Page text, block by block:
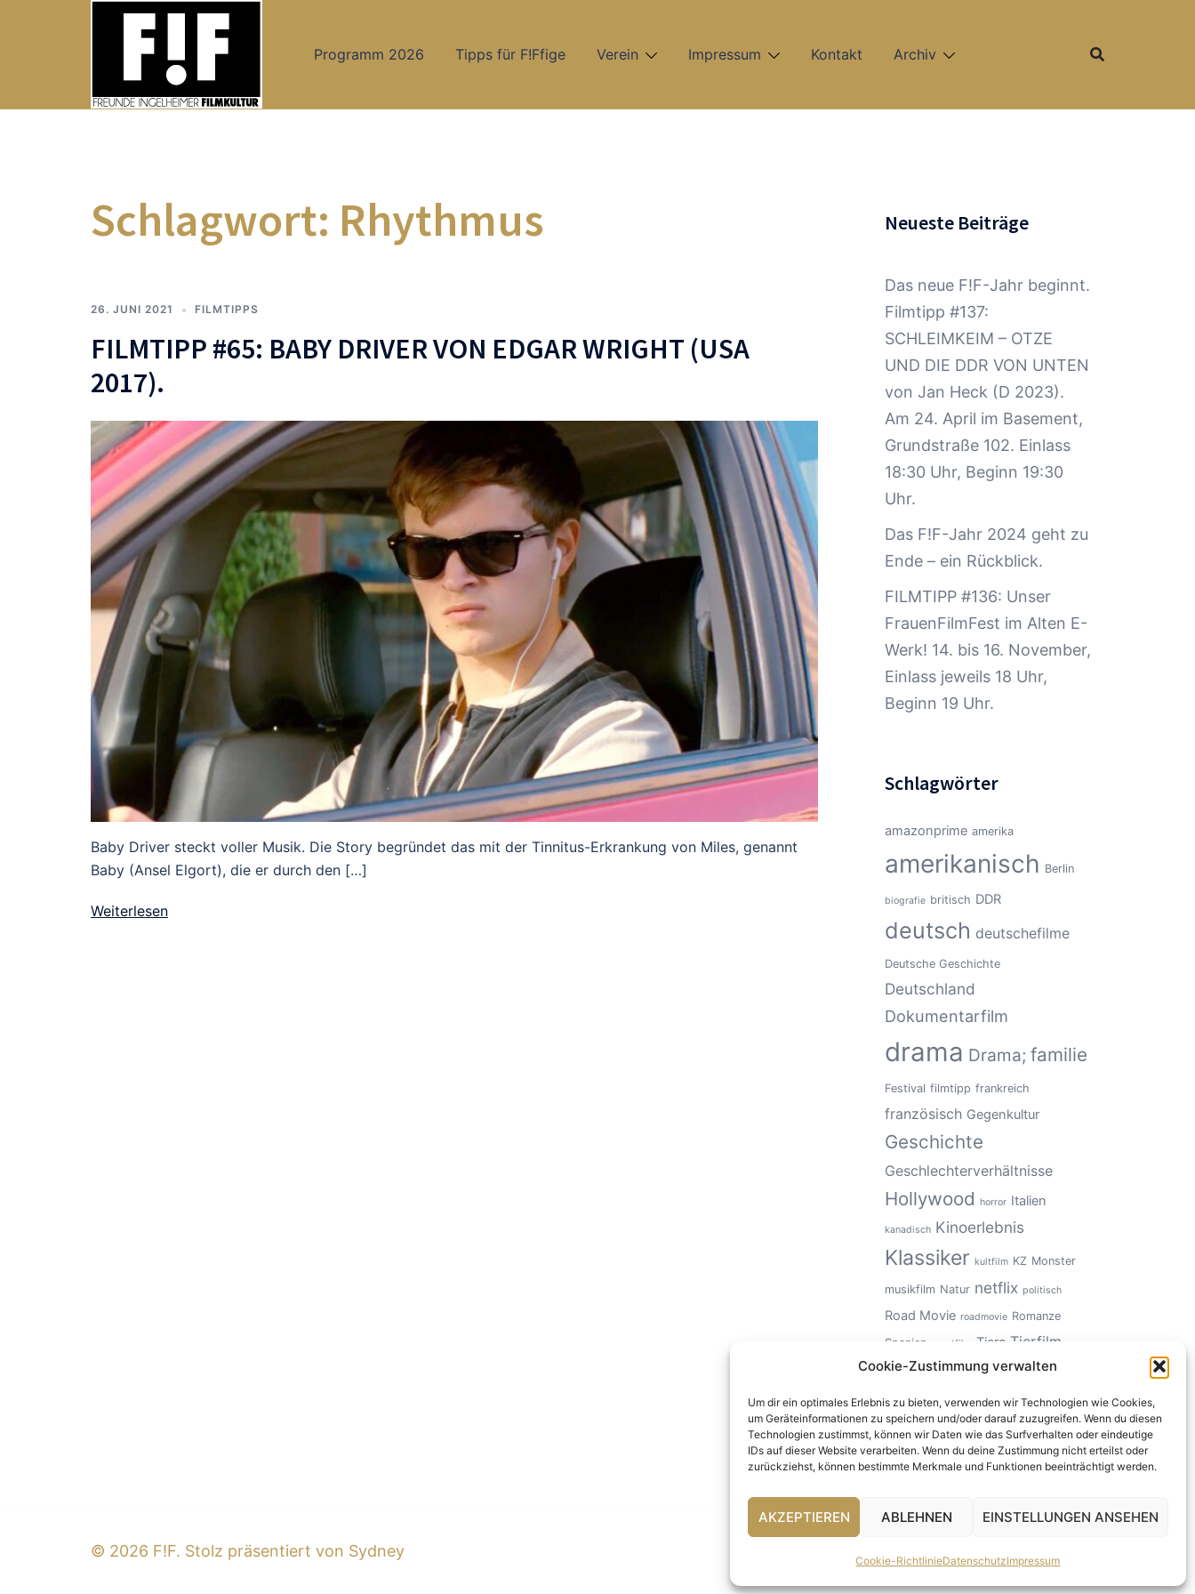
Cookie-Zustimmung verwalten
Um dir ein optimales Erlebnis zu bieten, verwenden wir Technologien wie Cookies,
um Geräteinformationen zu speichern und/oder darauf zuzugreifen. Wenn du diesen
Technologien zustimmst, können wir Daten wie das Surfverhalten oder eindeutige
IDs auf dieser Website verarbeiten. Wenn du deine Zustimmung nicht erteilst oder
zurückziehst, können bestimmte Merkmale und Funktionen beeinträchtigt werden.
AKZEPTIEREN ABLEHNEN EINSTELLUNGEN ANSEHEN
Cookie-RichtlinieDatenschutzImpressum
Programm 2026 Tipps für F!Ffige Verein Impressum Kontakt Archiv
Schlagwort: Rhythmus
26. JUNI 2021 FILMTIPPS
FILMTIPP #65: BABY DRIVER VON EDGAR WRIGHT (USA
2017).
Baby Driver steckt voller Musik. Die Story begründet das mit der Tin­nitus-Er­kran­kung von Miles, genannt
Baby (Ansel Elgort), die er durch den […]
Weiterlesen
Neueste Beiträge
Das neue F!F-Jahr beginnt.
Filmtipp #137:
SCHLEIMKEIM – OTZE
UND DIE DDR VON UNTEN
von Jan Heck (D 2023).
Am 24. April im Basement,
Grundstraße 102. Einlass
18:30 Uhr, Beginn 19:30
Uhr.
Das F!F-Jahr 2024 geht zu
Ende – ein Rückblick.
FILMTIPP #136: Unser
FrauenFilmFest im Alten E-
Werk! 14. bis 16. November,
Einlass jeweils 18 Uhr,
Beginn 19 Uhr.
Schlagwörter
amazonprime amerika
amerikanisch Berlin
biografie britisch DDR
deutsch deutschefilme
Deutsche Geschichte
Deutschland
Dokumentarfilm
drama Drama; familie
Festival filmtipp frankreich
französisch Gegenkultur
Geschichte
Geschlechterverhältnisse
Hollywood horror Italien
kanadisch Kinoerlebnis
Klassiker kultfilm KZ Monster
musikfilm Natur netflix politisch
Road Movie roadmovie Romanze
Spanien
sportfilm Tiere Tierfilm
Ungeheuer USA Zeitgeschichte
© 2026 F!F. Stolz präsentiert von Sydney